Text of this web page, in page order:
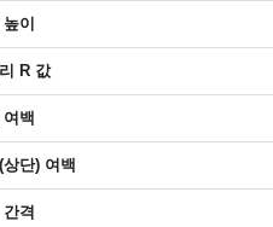
이
R 값
백
단) 여백
격